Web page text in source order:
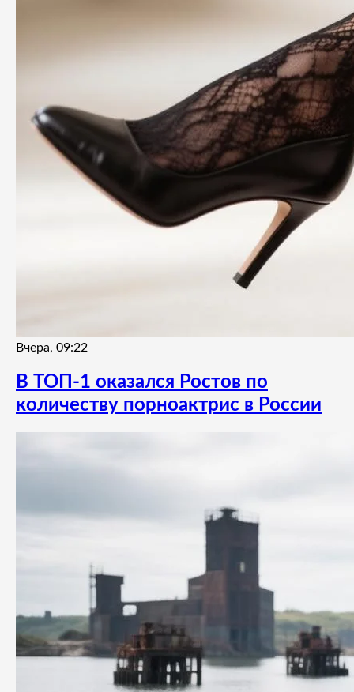
Вчера, 09:22
В ТОП-1 оказался Ростов по
количеству порноактрис в России